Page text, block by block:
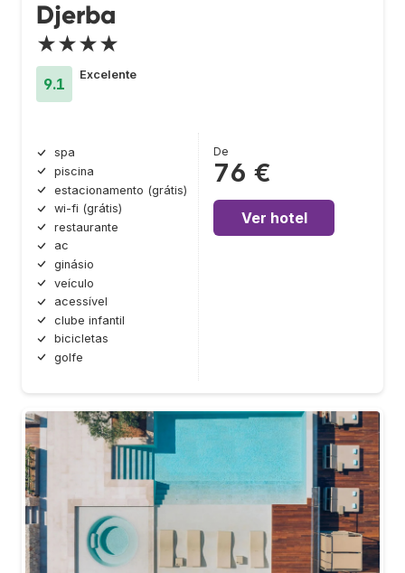
Djerba
★★★★
9.1
Excelente
spa
piscina
estacionamento (grátis)
wi-fi (grátis)
restaurante
ac
ginásio
veículo
acessível
clube infantil
bicicletas
golfe
De
76 €
Ver hotel